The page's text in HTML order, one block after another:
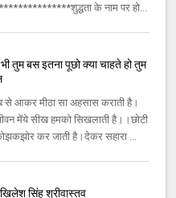
के नाम पर हो...
तुम बस इतना पूछो क्या चाहते हो तुम
से आकर मीठा सा अहसास कराती है।
मेंये सीख हमको सिखलाती है।।छोटी
कर जाती है।देकर सहारा ...
सिंह श्रीवास्तव